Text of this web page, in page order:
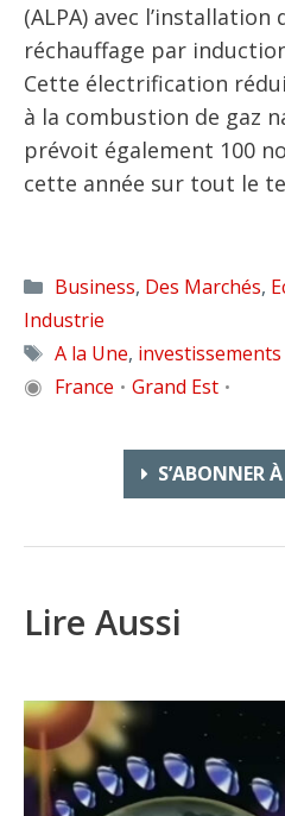
(ALPA) avec l’installation
réchauffage par
Cette électrification
à la combustion de gaz
prévoit également 100
cette année sur tout le
Catégories
Business, Des Marchés,
Industrie
Étiquettes
A la Une, investissements
◉ France • Grand Est •
S’ABONNER
Lire Aussi